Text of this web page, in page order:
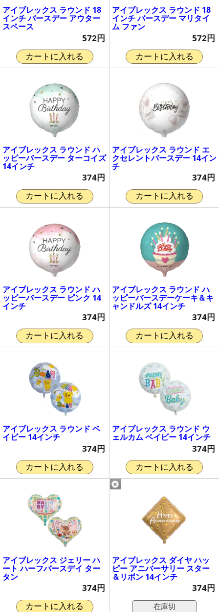
アイブレックス ラウンド 18
インチ バースデー アウター
スペース
572円
カートに入れる
アイブレックス ラウンド 18
インチ バースデー マリタイ
ム ファン
572円
カートに入れる
アイブレックス ラウンド ハ
ッピーバースデー ターコイズ
14インチ
374円
カートに入れる
アイブレックス ラウンド エ
クセレントバースデー 14イン
チ
374円
カートに入れる
アイブレックス ラウンド ハ
ッピーバースデー ピンク 14
インチ
374円
カートに入れる
アイブレックス ラウンド ハ
ッピーバースデーケーキ＆キ
ャンドルズ 14インチ
374円
カートに入れる
アイブレックス ラウンド ベ
イビー 14インチ
374円
カートに入れる
アイブレックス ラウンド ウ
ェルカム ベイビー 14インチ
374円
カートに入れる
アイブレックス ジェリー ハ
ート ハーフバースデイ ター
タン
374円
カートに入れる
アイブレックス ダイヤ ハッ
ピー アニバーサリー スター
＆リボン 14インチ
374円
在庫切